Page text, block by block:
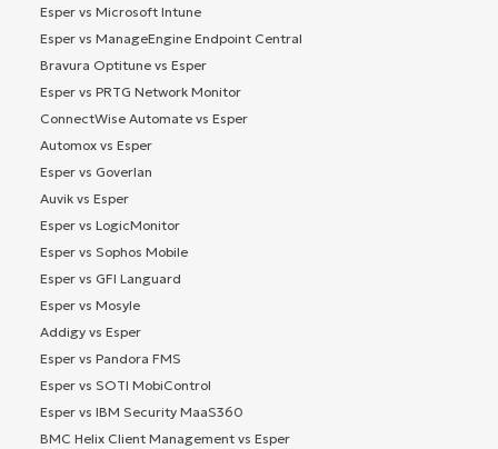
Esper vs Microsoft Intune
Esper vs ManageEngine Endpoint Central
Bravura Optitune vs Esper
Esper vs PRTG Network Monitor
ConnectWise Automate vs Esper
Automox vs Esper
Esper vs Goverlan
Auvik vs Esper
Esper vs LogicMonitor
Esper vs Sophos Mobile
Esper vs GFI Languard
Esper vs Mosyle
Addigy vs Esper
Esper vs Pandora FMS
Esper vs SOTI MobiControl
Esper vs IBM Security MaaS360
BMC Helix Client Management vs Esper